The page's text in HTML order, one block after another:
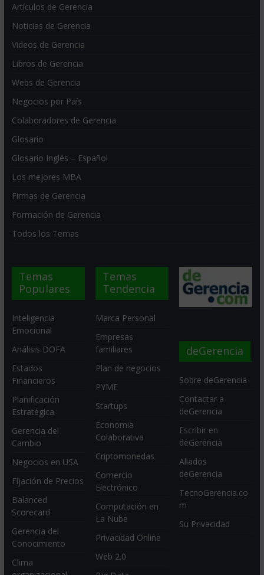
Artículos de Gerencia
Noticias de Gerencia
Videos de Gerencia
Libros de Gerencia
Webs de Gerencia
Negocios por País
Colaboradores de Gerencia
Glosario
Glosario Inglés – Español
Los mejores MBA
Firmas de Gerencia
Formación de Gerencia
Todos los Temas
Temas
Populares
Inteligencia
Emocional
Análisis DOFA
Estados
Financieros
Planificación
Estratégica
Gerencia del
Cambio
Negocios en USA
Fijación de Precios
Balanced
Scorecard
Gerencia del
Conocimiento
Clima
Temas
Tendencia
Marca Personal
Empresas
familiares
Plan de negocios
PYME
Startups
Economia
Colaborativa
Criptomonedas
Comercio
Electrónico
Computación en
La Nube
Privacidad Online
Web 2.0
deGerencia
Sobre deGerencia
Contactar a
deGerencia
Escribir en
deGerencia
Aliados
deGerencia
TecnoGerencia.co
m
Su Privacidad